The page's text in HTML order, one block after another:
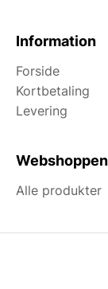
Information
Forside
Kortbetaling
Levering
Webshoppen
Alle produkter